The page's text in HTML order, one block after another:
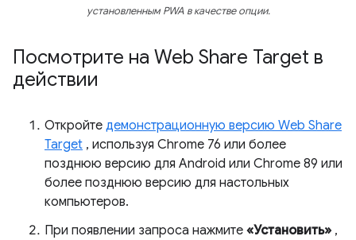
установленным PWA в качестве опции.
Посмотрите на Web Share Target в
действии
Откройте демонстрационную версию Web Share
Target , используя Chrome 76 или более
позднюю версию для Android или Chrome 89 или
более позднюю версию для настольных
компьютеров.
При появлении запроса нажмите «Установить» ,